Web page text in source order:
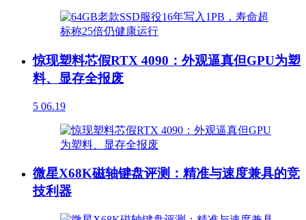
惊现塑料芯假RTX 4090：外观逼真但GPU为塑
料、显存全报废
5 06.19
微星X68K磁轴键盘评测：精准与速度兼具的竞
技利器